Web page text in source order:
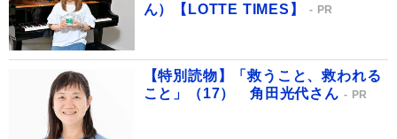
ん）【LOTTE TIMES】
PR
【特別読物】「救うこと、救われる
こと」（17） 角田光代さん
PR